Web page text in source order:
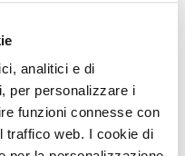
analitici e di
per personalizzare i
funzioni connesse con
traffico web. I cookie di
Address Book
My Orders
Wishlist
Returns